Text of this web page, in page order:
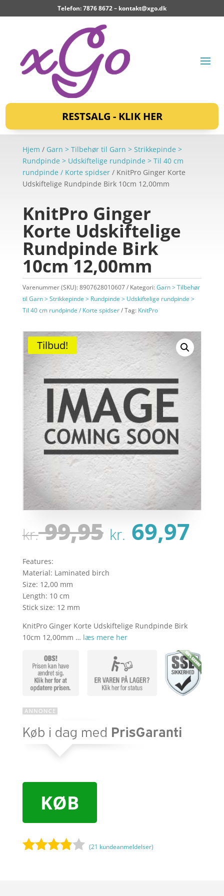
Telefon: 7876 8672 – kontakt@xgo.dk
RESTSALG - KLIK HER
Hjem / Garn > Tilbehør til Garn > Strikkepinde >
Rundpinde > Udskiftelige rundpinde > Til 40 cm
rundpinde / Korte spidser/ KnitPro Ginger Korte
Udskiftelige Rundpinde Birk 10cm 12,00mm
KnitPro Ginger
Korte Udskiftelige
Rundpinde Birk
10cm 12,00mm
Varenummer (SKU):8907628010607 Kategori:Garn > Tilbehør
til Garn > Strikkepinde > Rundpinde > Udskiftelige rundpinde >
Til 40 cm rundpinde / Korte spidser
Tag: KnitPro
Tilbud!
kr.99,95 Den
var:
kr. 99,95.
kr. 69,97
Features:
Material: Laminated birch
Size: 12,00 mm
Length: 10 cm
Stick size: 12 mm
KnitPro Ginger Korte Udskiftelige Rundpinde Birk
10cm 12,00mm … læs mere her
KØB
(21 kundeanmeldelser)